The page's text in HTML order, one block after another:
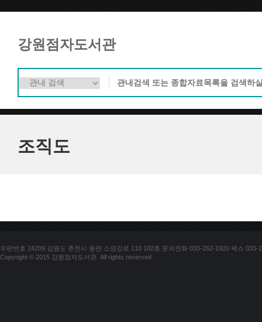
강원점자도서관
조직도
우편번호 24209 강원도 춘천시 동면 소양강로 110 102호 문의전화 033-262-1920 팩스 033-
Copyright © 2015 강원점자도서관. All rights reserved.